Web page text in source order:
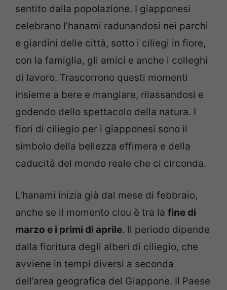
sentito dalla popolazione. I giapponesi
celebrano l’hanami radunandosi nei parchi
e giardini delle città, sotto i ciliegi in fiore,
con la famiglia, gli amici e anche i colleghi
di lavoro. Trascorrono questi momenti
insieme a bere e mangiare, rilassandosi e
godendo dello spettacolo della natura. I
fiori di ciliegio per i giapponesi sono il
simbolo della bellezza effimera e della
caducità del mondo reale che ci circonda.
L’hanami inizia già dal mese di febbraio,
anche se il momento clou è tra la fine di
marzo e i primi di aprile. Il periodo dipende
dalla fioritura degli alberi di ciliegio, che
avviene in tempi diversi a seconda
dell’area geografica del Giappone. Il Paese